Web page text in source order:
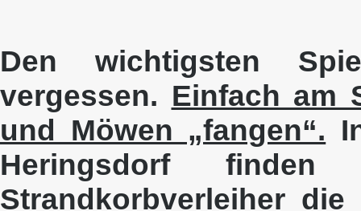
Den wichtigsten
vergessen. Einfach am
und Möwen „fangen“.
Heringsdorf
Strandkorbverleiher